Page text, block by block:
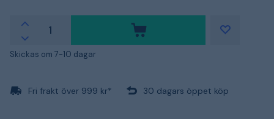
Skickas om 7-10 dagar
Fri frakt över 999 kr* 30 dagars öppet köp